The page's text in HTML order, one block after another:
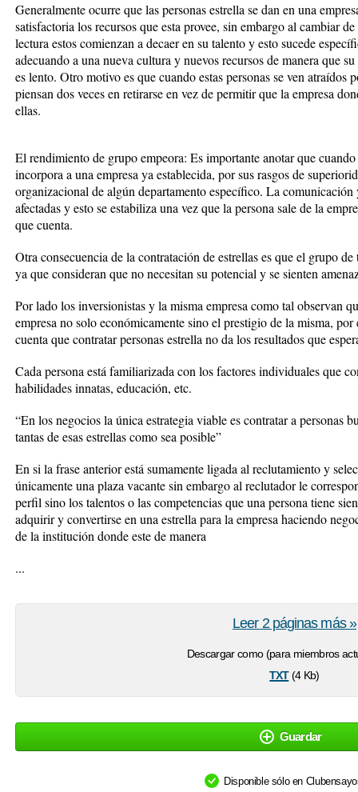
Generalmente ocurre que las personas estrella se dan en una
satisfactoria los recursos que esta provee, sin embargo al cambiar
lectura estos comienzan a decaer en su talento y esto sucede
adecuando a una nueva cultura y nuevos recursos de manera que
es lento. Otro motivo es que cuando estas personas se ven atraídos
piensan dos veces en retirarse en vez de permitir que la empresa
ellas.
El rendimiento de grupo empeora: Es importante anotar que
incorpora a una empresa ya establecida, por sus rasgos de
organizacional de algún departamento específico. La comunicación
afectadas y esto se estabiliza una vez que la persona sale de la
que cuenta.
Otra consecuencia de la contratación de estrellas es que el grupo
ya que consideran que no necesitan su potencial y se sienten
Por lado los inversionistas y la misma empresa como tal observan
empresa no solo económicamente sino el prestigio de la misma, por
cuenta que contratar personas estrella no da los resultados que
Cada persona está familiarizada con los factores individuales que
habilidades innatas, educación, etc.
“En los negocios la única estrategia viable es contratar a personas
tantas de esas estrellas como sea posible”
En si la frase anterior está sumamente ligada al reclutamiento y
únicamente una plaza vacante sin embargo al reclutador le
perfil sino los talentos o las competencias que una persona tiene
adquirir y convertirse en una estrella para la empresa haciendo
de la institución donde este de manera
...
Descargar como (para miembros
txt(4 Kb)
Leer 2 páginas más »
Guardar
Disponible sólo en